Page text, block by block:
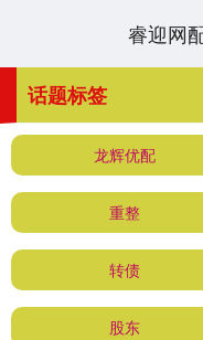
睿迎网
话题标签
龙辉优配
重整
转债
股东